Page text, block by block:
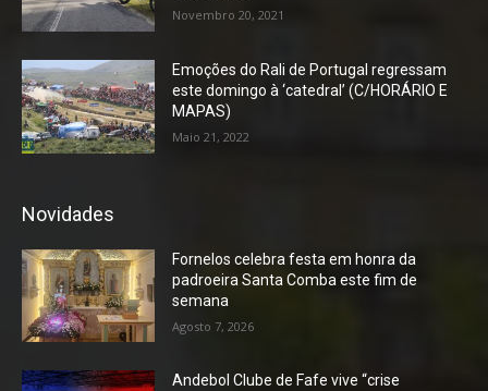
Novembro 20, 2021
Emoções do Rali de Portugal regressam
este domingo à ‘catedral’ (C/HORÁRIO E
MAPAS)
Maio 21, 2022
Novidades
Fornelos celebra festa em honra da
padroeira Santa Comba este fim de
semana
Agosto 7, 2026
Andebol Clube de Fafe vive “crise